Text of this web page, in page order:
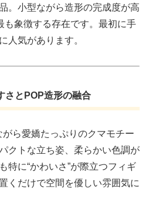
。小型ながら造形の完成度が高
も象徴する存在です。最初に手
人気があります。
とPOP造形の融合
がら愛嬌たっぷりのクマモチー
クトな立ち姿、柔らかい色調が
特に“かわいさ”が際立つフィギ
くだけで空間を優しい雰囲気に